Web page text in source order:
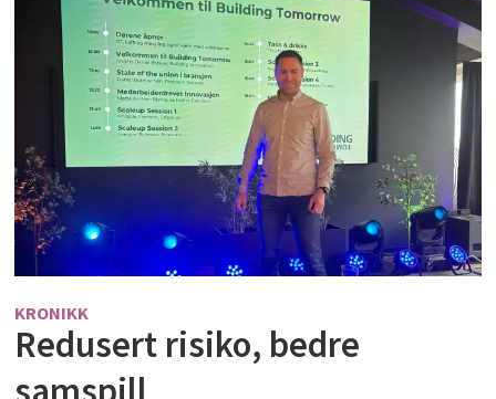
KRONIKK
Redusert risiko, bedre